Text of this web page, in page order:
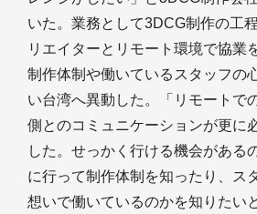
いた。業務として3DCG制作の工
リエイターとリモート環境で協業
制作体制や働いているスタッフの
い台湾へ異動した。「リモートで
側とのコミュニケーションが更に
した。せっかく行ける機会がある
に行って制作体制を知ったり、ス
想いで働いているのかを知りたい